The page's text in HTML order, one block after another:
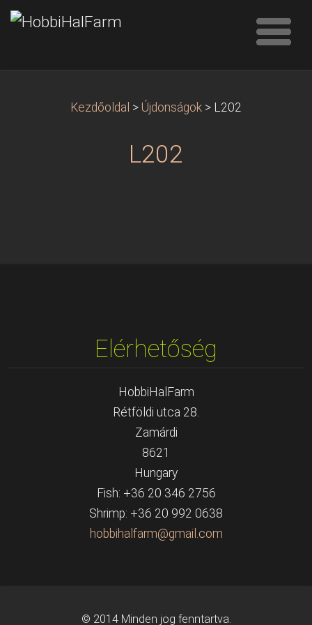
Kezdőoldal > Újdonságok > L202
L202
Elérhetőség
HobbiHalFarm
Rétföldi utca 28.
Zamárdi
8621
Hungary
Fish: +36 20 346 2756
Shrimp: +36 20 992 0638
hobbihal farm@gmail.com
© 2014 Minden jog fenntartva.